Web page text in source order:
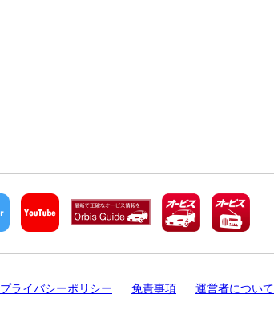
プライバシーポリシー 免責事項 運営者について